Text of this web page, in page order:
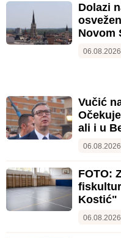
Dolazi
Novom
06.08.2026.
Vučić
ali i u
06.08.2026.
FOTO:
Kostić"
06.08.2026.